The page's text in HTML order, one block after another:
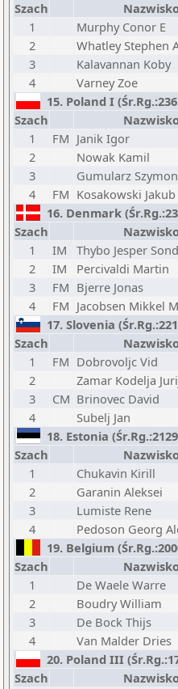
Szach
1
Murphy Conor E
2
Whatley Stephen
3
Kalavannan Koby
4
Varney Zoe
15. Poland I
Szach
1
FM Janik Igor
2
Nowak Kamil
3
Gumularz Szymon
4
FM Kosakowski Jakub
16. Denmark
Szach
1
IM Thybo Jesper
2
IM Percivaldi Martin
3
FM Bjerre Jonas
4
FM Jacobsen Mikkel
17. Slovenia
Szach
1
FM Dobrovoljc Vid
2
Zamar Kodelja
3
CM Brinovec David
4
Subelj Jan
18. Estonia
Szach
1
Chukavin Kirill
2
Garanin Aleksei
3
Lumiste Rene
4
Pedoson Georg
19. Belgium
Szach
1
De Waele Warre
2
Boudry William
3
De Bock Thijs
4
Van Malder Dries
20. Poland III
Szach